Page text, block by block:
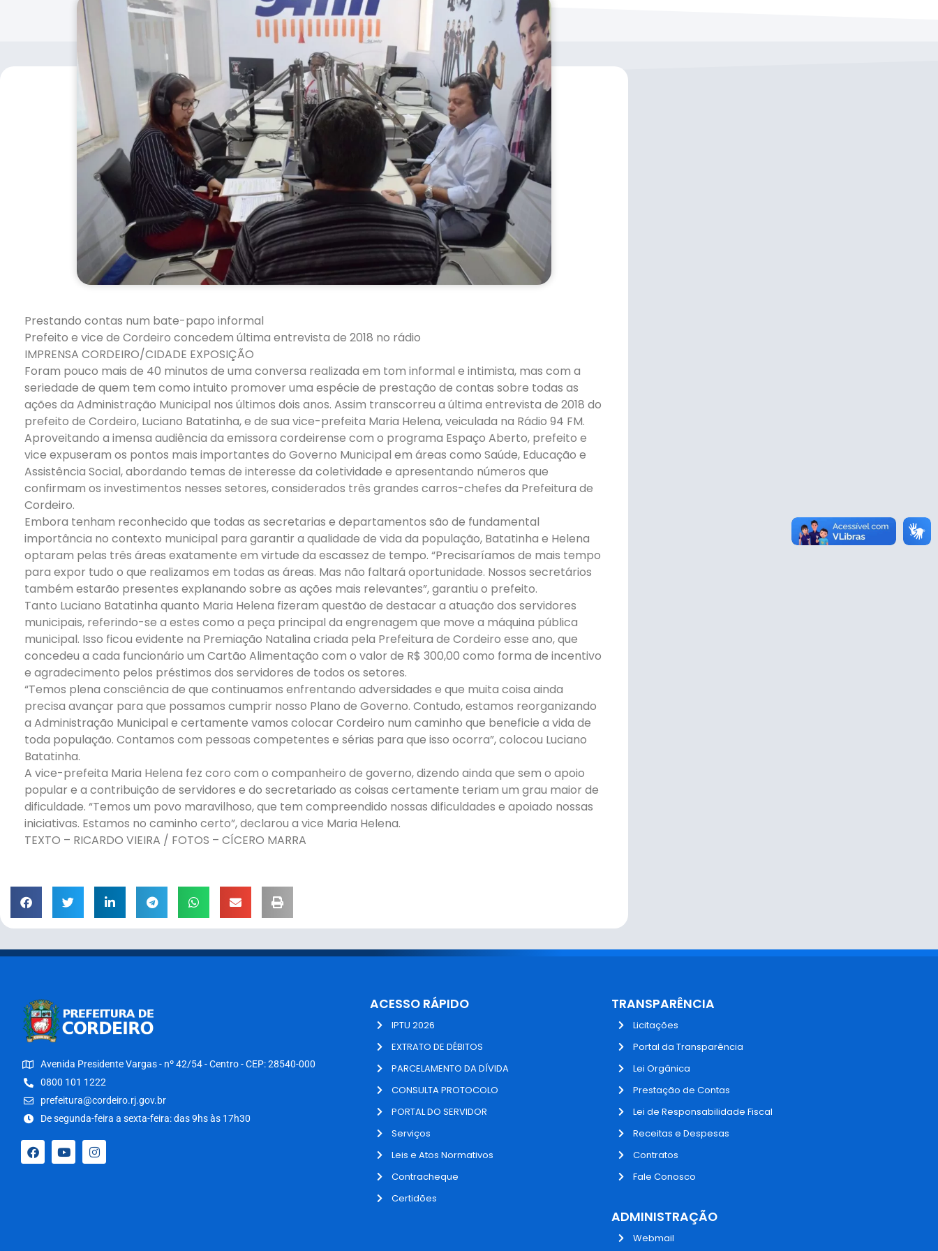
Prestando contas num bate-papo informal
Prefeito e vice de Cordeiro concedem última entrevista de 2018 no rádio
IMPRENSA CORDEIRO/CIDADE EXPOSIÇÃO
Foram pouco mais de 40 minutos de uma conversa realizada em tom informal e intimista, mas com a
seriedade de quem tem como intuito promover uma espécie de prestação de contas sobre todas as
ações da Administração Municipal nos últimos dois anos. Assim transcorreu a última entrevista de 2018 do
prefeito de Cordeiro, Luciano Batatinha, e de sua vice-prefeita Maria Helena, veiculada na Rádio 94 FM.
Aproveitando a imensa audiência da emissora cordeirense com o programa Espaço Aberto, prefeito e
vice expuseram os pontos mais importantes do Governo Municipal em áreas como Saúde, Educação e
Assistência Social, abordando temas de interesse da coletividade e apresentando números que
confirmam os investimentos nesses setores, considerados três grandes carros-chefes da Prefeitura de
Cordeiro.
Embora tenham reconhecido que todas as secretarias e departamentos são de fundamental
importância no contexto municipal para garantir a qualidade de vida da população, Batatinha e Helena
optaram pelas três áreas exatamente em virtude da escassez de tempo. “Precisaríamos de mais tempo
para expor tudo o que realizamos em todas as áreas. Mas não faltará oportunidade. Nossos secretários
também estarão presentes explanando sobre as ações mais relevantes”, garantiu o prefeito.
Tanto Luciano Batatinha quanto Maria Helena fizeram questão de destacar a atuação dos servidores
municipais, referindo-se a estes como a peça principal da engrenagem que move a máquina pública
municipal. Isso ficou evidente na Premiação Natalina criada pela Prefeitura de Cordeiro esse ano, que
concedeu a cada funcionário um Cartão Alimentação com o valor de R$ 300,00 como forma de incentivo
e agradecimento pelos préstimos dos servidores de todos os setores.
“Temos plena consciência de que continuamos enfrentando adversidades e que muita coisa ainda
precisa avançar para que possamos cumprir nosso Plano de Governo. Contudo, estamos reorganizando
a Administração Municipal e certamente vamos colocar Cordeiro num caminho que beneficie a vida de
toda população. Contamos com pessoas competentes e sérias para que isso ocorra”, colocou Luciano
Batatinha.
A vice-prefeita Maria Helena fez coro com o companheiro de governo, dizendo ainda que sem o apoio
popular e a contribuição de servidores e do secretariado as coisas certamente teriam um grau maior de
dificuldade. “Temos um povo maravilhoso, que tem compreendido nossas dificuldades e apoiado nossas
iniciativas. Estamos no caminho certo”, declarou a vice Maria Helena.
TEXTO – RICARDO VIEIRA / FOTOS – CÍCERO MARRA
Avenida Presidente Vargas - nº 42/54 - Centro - CEP: 28540-000
0800 101 1222
prefeitura@cordeiro.rj.gov.br
De segunda-feira a sexta-feira: das 9hs às 17h30
ACESSO RÁPIDO
IPTU 2026
EXTRATO DE DÉBITOS
PARCELAMENTO DA DÍVIDA
CONSULTA PROTOCOLO
PORTAL DO SERVIDOR
Serviços
Leis e Atos Normativos
Contracheque
Certidões
TRANSPARÊNCIA
Licitações
Portal da Transparência
Lei Orgânica
Prestação de Contas
Lei de Responsabilidade Fiscal
Receitas e Despesas
Contratos
Fale Conosco
ADMINISTRAÇÃO
Webmail